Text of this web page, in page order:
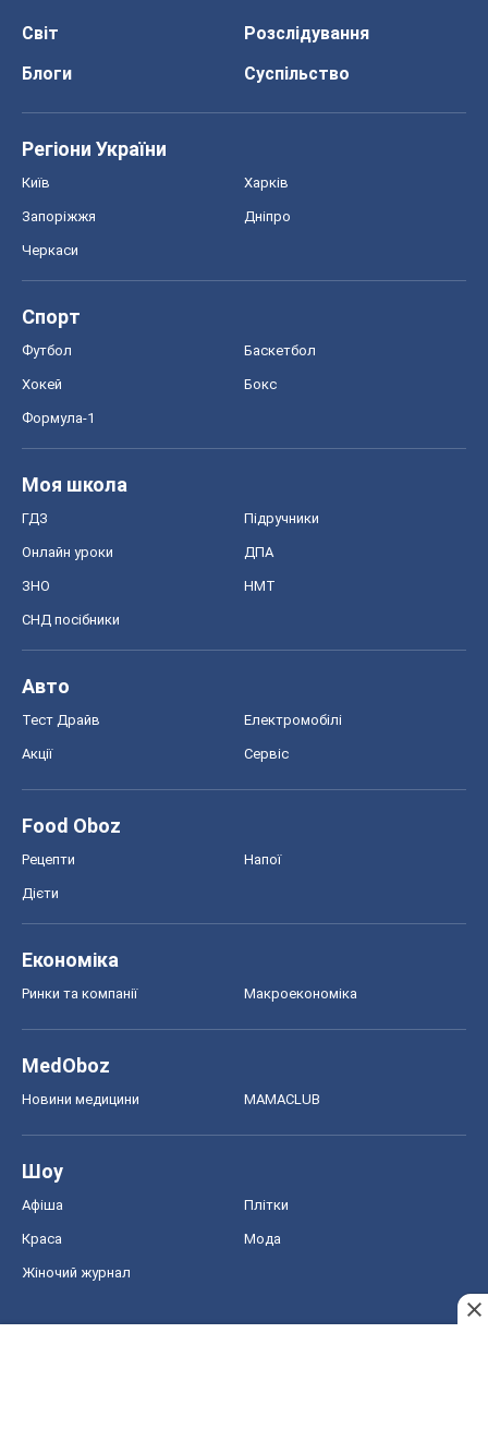
Світ
Розслідування
Блоги
Суспільство
Регіони України
Київ Харків
Запоріжжя Дніпро
Черкаси
Спорт
Футбол Баскетбол
Хокей Бокс
Формула-1
Моя школа
ГДЗ Підручники
Онлайн уроки ДПА
ЗНО НМТ
СНД посібники
Авто
Тест Драйв Електромобілі
Акції Сервіс
Food Oboz
Рецепти Напої
Дієти
Економіка
Ринки та компанії Макроекономіка
MedOboz
Новини медицини MAMACLUB
Шоу
Афіша Плітки
Краса Мода
Жіночий журнал